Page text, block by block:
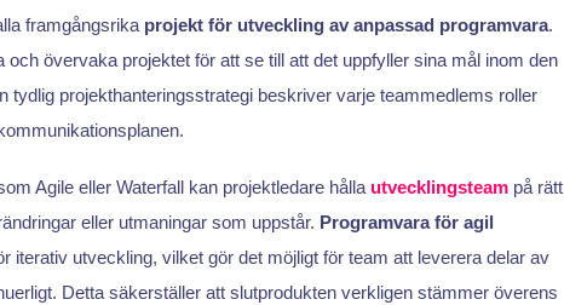
framgångsrika projekt för utveckling av anpassad programvara.
och övervaka projektet för att se till att det uppfyller sina mål inom den
tydlig projekthanteringsstrategi beskriver varje teammedlems roller
Agile eller Waterfall kan projektledare hålla utvecklingsteampå rätt
eller utmaningar som uppstår. Programvara för agil
iterativ utveckling, vilket gör det möjligt för team att leverera delar av
Detta säkerställer att slutprodukten verkligen stämmer överens